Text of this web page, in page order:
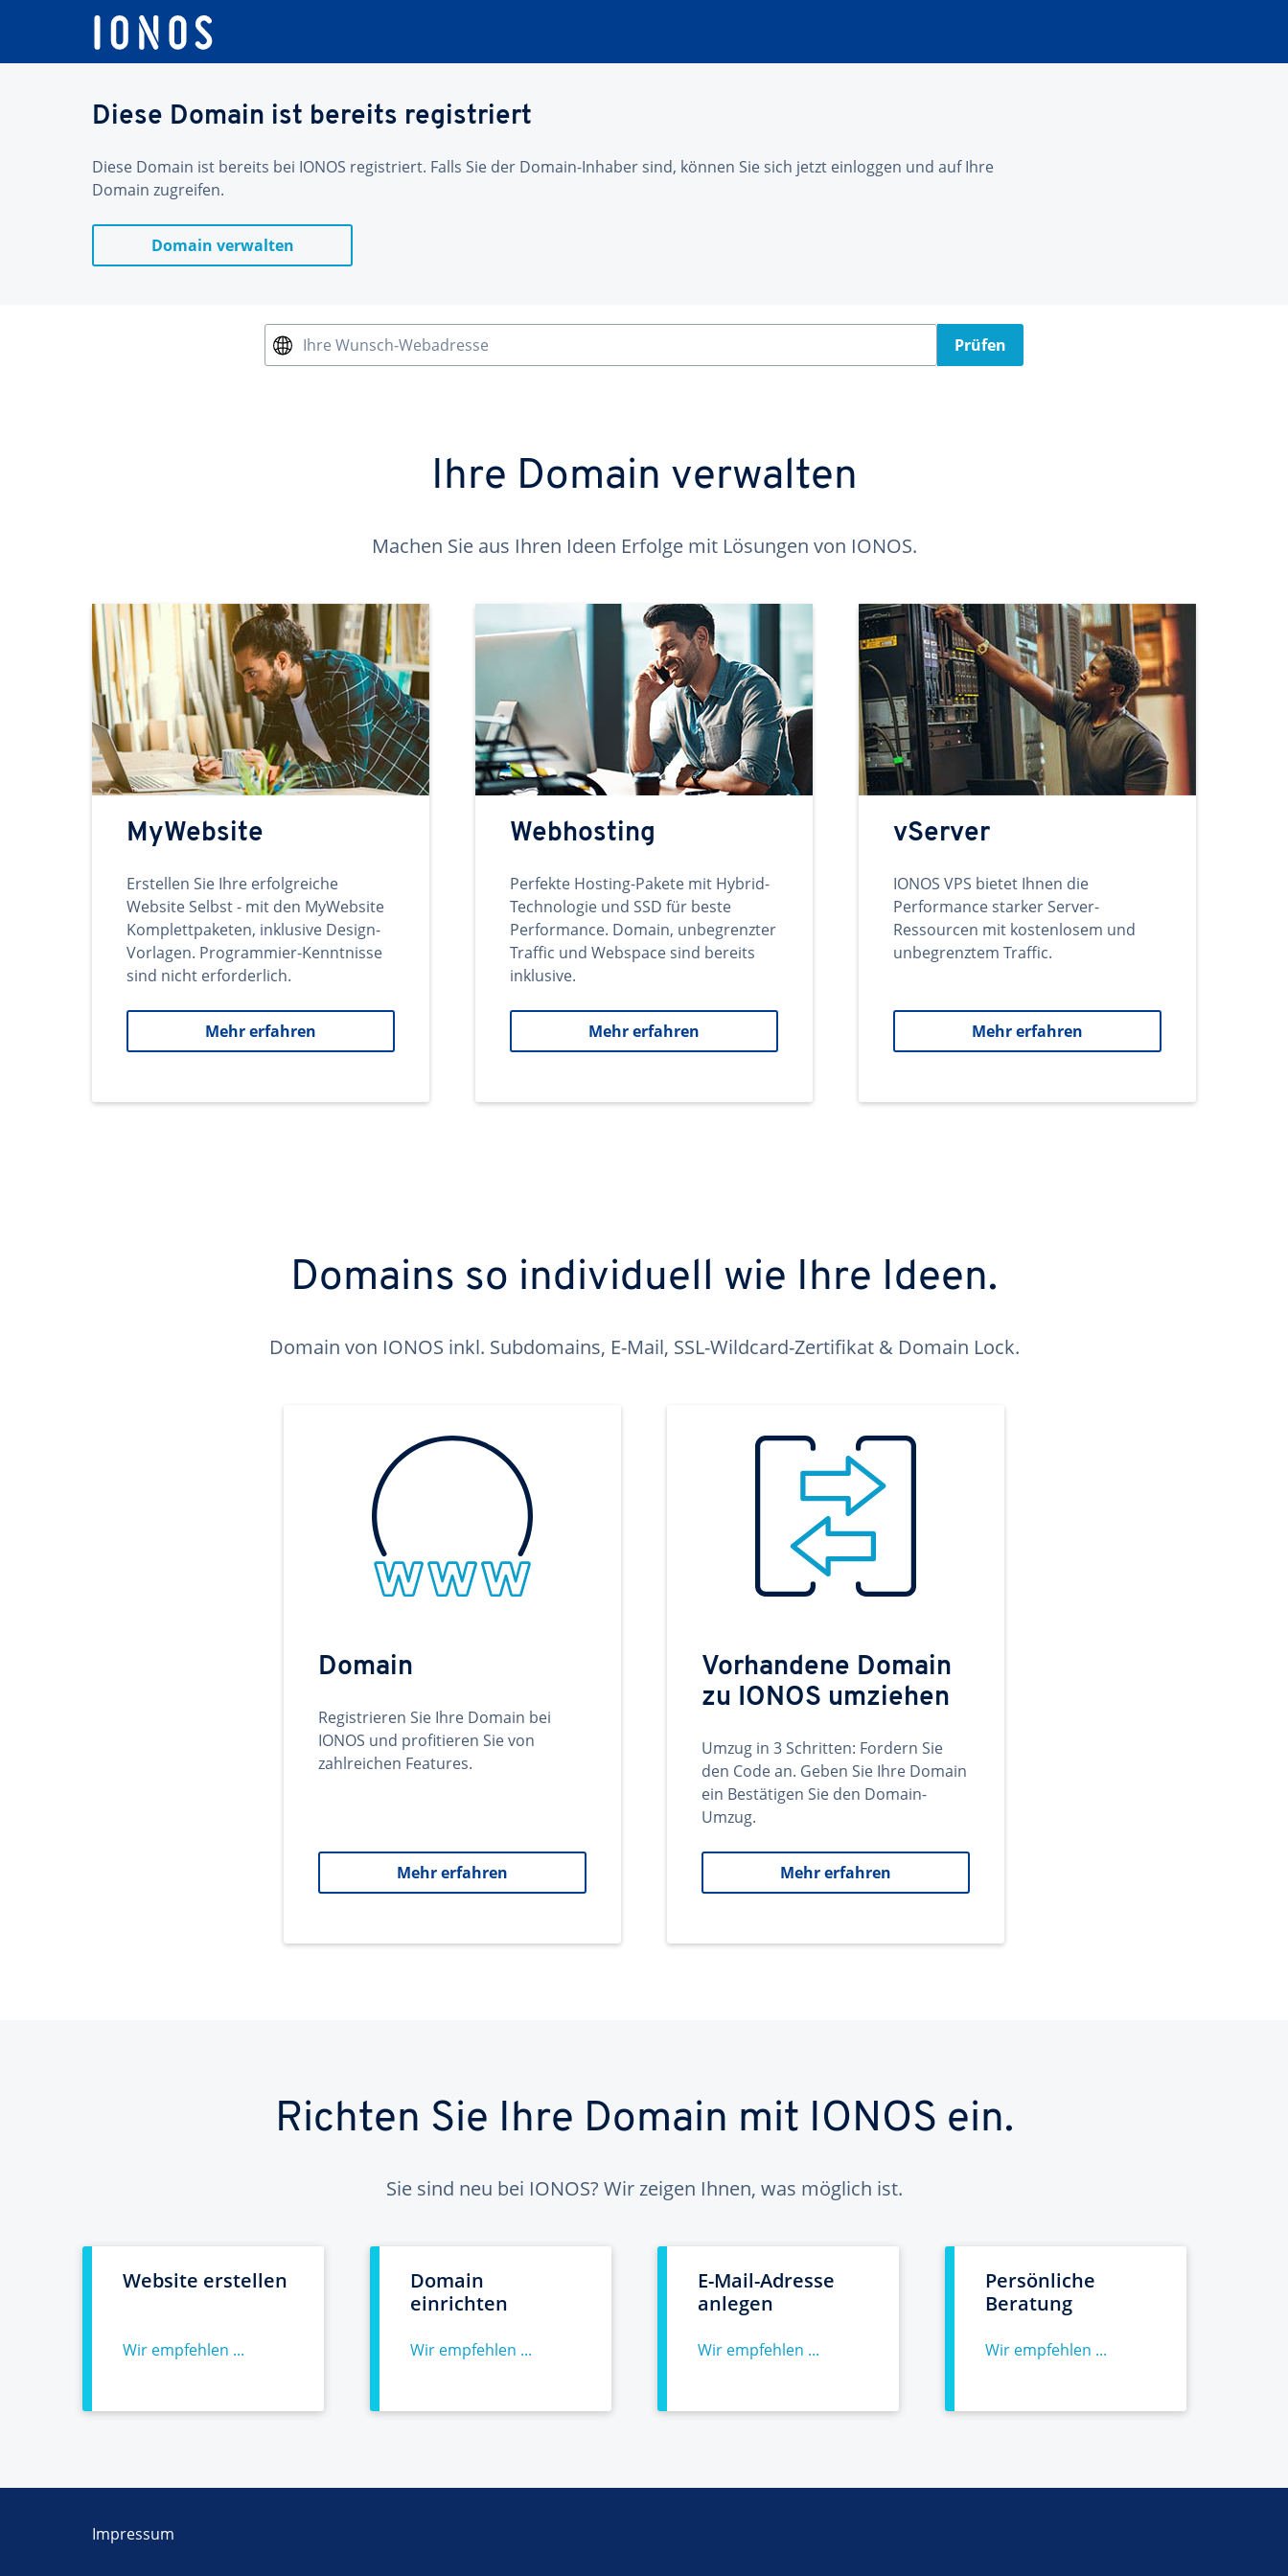
Diese Domain ist bereits registriert
Diese Domain ist bereits bei IONOS registriert. Falls Sie der Domain-Inhaber sind, können Sie sich jetzt einloggen und auf Ihre
Domain zugreifen.
Domain verwalten
Ihre Wunsch-Webadresse Prüfen
Ihre Domain verwalten
Machen Sie aus Ihren Ideen Erfolge mit Lösungen von IONOS.
MyWebsite
Erstellen Sie Ihre erfolgreiche
Website Selbst - mit den MyWebsite
Komplettpaketen, inklusive Design-
Vorlagen. Programmier-Kenntnisse
sind nicht erforderlich.
Mehr erfahren
Webhosting
Perfekte Hosting-Pakete mit Hybrid-
Technologie und SSD für beste
Performance. Domain, unbegrenzter
Traffic und Webspace sind bereits
inklusive.
Mehr erfahren
vServer
IONOS VPS bietet Ihnen die
Performance starker Server-
Ressourcen mit kostenlosem und
unbegrenztem Traffic.
Mehr erfahren
Domains so individuell wie Ihre Ideen.
Domain von IONOS inkl. Subdomains, E-Mail, SSL-Wildcard-Zertifikat & Domain Lock.
Domain
Registrieren Sie Ihre Domain bei
IONOS und profitieren Sie von
zahlreichen Features.
Mehr erfahren
Vorhandene Domain
zu IONOS umziehen
Umzug in 3 Schritten: Fordern Sie
den Code an. Geben Sie Ihre Domain
ein Bestätigen Sie den Domain-
Umzug.
Mehr erfahren
Richten Sie Ihre Domain mit IONOS ein.
Sie sind neu bei IONOS? Wir zeigen Ihnen, was möglich ist.
Website erstellen
Wir empfehlen ...
Domain
einrichten
Wir empfehlen ...
E-Mail-Adresse
anlegen
Wir empfehlen ...
Persönliche
Beratung
Wir empfehlen ...
Impressum